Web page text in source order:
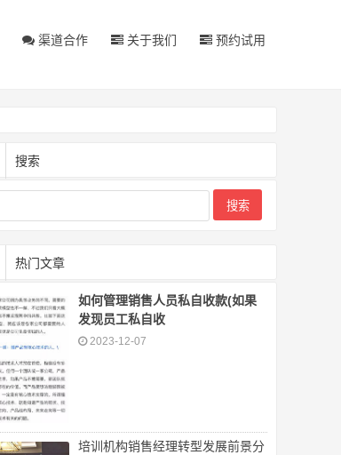
渠道合作 关于我们 预约试用
搜索
热门文章
如何管理销售人员私自收款(如果
发现员工私自收
2023-12-07
培训机构销售经理转型发展前景分